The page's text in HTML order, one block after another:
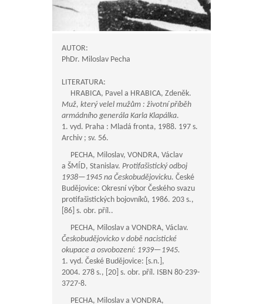
AUTOR:
PhDr. Miloslav Pecha
LITERATURA:
HRABICA, Pavel a HRABICA, Zdeněk.
Muž, který velel mužům : životní příběh
armádního generála Karla Klapálka.
1. vyd. Praha : Mladá fronta, 1988. 197 s.
Archiv ; sv. 56.
PECHA, Miloslav, VONDRA, Václav
a ŠMÍD, Stanislav. Protifašistický odboj
1938—1945 na Českobudějovicku. České
Budějovice: Okresní výbor Českého svazu
protifašistických bojovníků, 1986. 203 s.,
[86] s. obr. příl..
PECHA, Miloslav a VONDRA, Václav.
Českobudějovicko v době nacistické
okupace a osvobození: 1939—1945.
1. vyd. České Budějovice: [s.n.],
2004. 278 s., [20] s. obr. příl. ISBN 80-239-
3727-8.
PECHA, Miloslav a VONDRA,